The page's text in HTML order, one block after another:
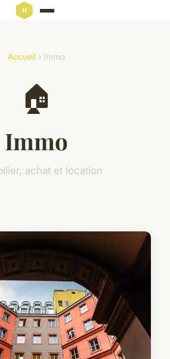
Accueil › Immo
🏠
Immo
achat et location